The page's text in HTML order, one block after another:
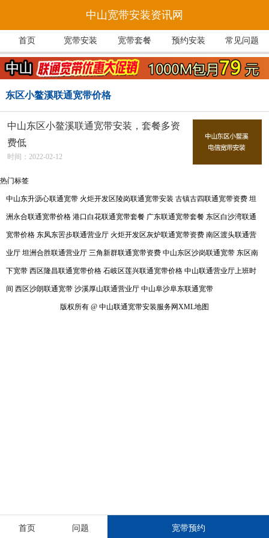
中山宽带安装资讯网
首页 宽带安装 宽带套餐 预约安装 常见问题
东区小鳌溪联通宽带价格
中山东区小鳌溪联通宽带安装，套餐多资
费低
时间：2022-02-12
热门标签
中山东升沥心联通宽带 火炬开发区陵岗联通宽带安装 古镇古四联通宽带资费 坦
洲永合联通宽带价格 港口白花联通宽带套餐 广东联通宽带套餐 东区白沙湾联通
宽带价格 东凤东罟步联通营业厅 火炬开发区灰炉联通宽带资费 南区渡头联通营
业厅 坦洲合胜联通营业厅 三角新群联通宽带资费 中山东区沙岗联通宽带 东区南
下宽带 西区隆昌联通宽带价格 石岐区莲兴联通宽带价格 中山联通营业厅上班时
间 西区沙朗联通宽带 沙溪厚山联通营业厅 中山阜沙阜东联通宽带
版权所有 @ 中山联通宽带安装服务网XML地图
首页 问题 宽带预约